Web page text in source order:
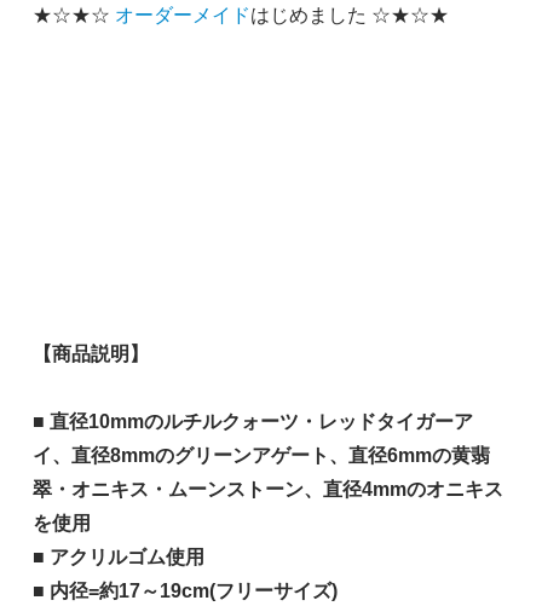
★☆★☆ オーダーメイドはじめました ☆★☆★
【商品説明】
■ 直径10mmのルチルクォーツ・レッドタイガーア
イ、直径8mmのグリーンアゲート、直径6mmの黄翡
翠・オニキス・ムーンストーン、直径4mmのオニキス
を使用
■ アクリルゴム使用
■ 内径=約17～19cm(フリーサイズ)